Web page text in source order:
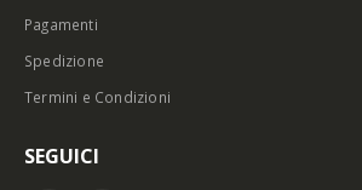
Pagamenti
Spedizione
Termini e Condizioni
SEGUICI